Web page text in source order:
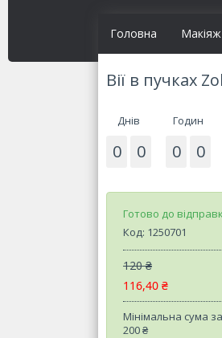
Головна Макіяж
Вії в пучках
Днів
0 0
Годин
0 0
Готово до
Код: 1250701
120 ₴
116,40 ₴
Мінімальна сума
200 ₴